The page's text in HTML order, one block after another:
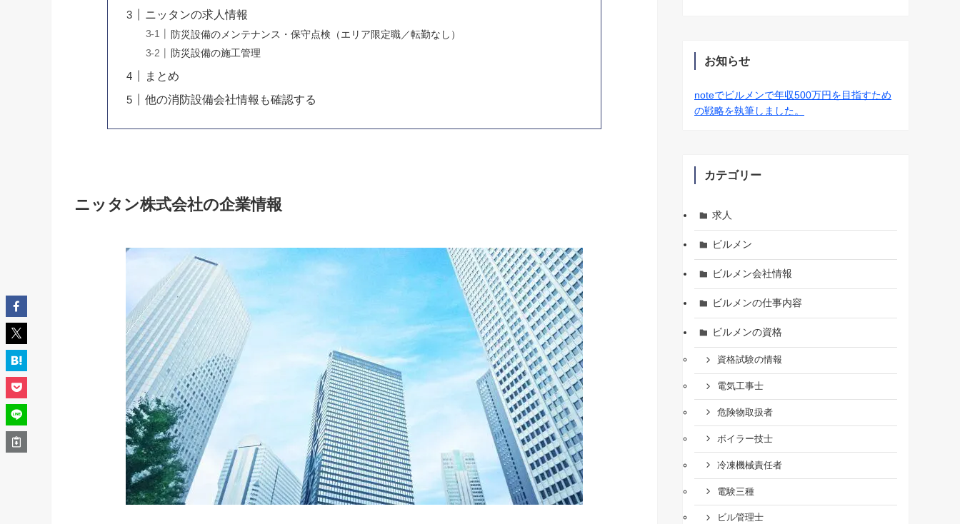
ニッタンの求人情報
防災設備のメンテナンス・保守点検（エリア限定職／転勤なし）
防災設備の施工管理
まとめ
他の消防設備会社情報も確認する
ニッタン株式会社の企業情報
お知らせ
noteでビルメンで年収500万円を目指すため
の戦略を執筆しました。
カテゴリー
求人
ビルメン
ビルメン会社情報
ビルメンの仕事内容
ビルメンの資格
資格試験の情報
電気工事士
危険物取扱者
ボイラー技士
冷凍機械責任者
電験三種
ビル管理士